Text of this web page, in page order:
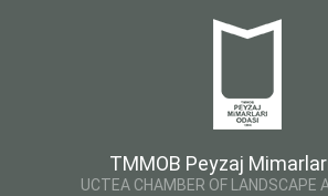
TMMOB Peyzaj
UCTEA CHAMBER OF LANDSCAPE